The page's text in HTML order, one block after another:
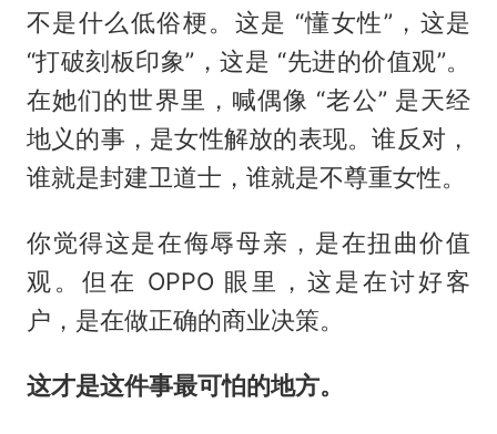
不是什么低俗梗。这是 “懂女性”，这是
“打破刻板印象”，这是 “先进的价值观”。
在她们的世界里，喊偶像 “老公” 是天经
地义的事，是女性解放的表现。谁反对，
谁就是封建卫道士，谁就是不尊重女性。
你觉得这是在侮辱母亲，是在扭曲价值
观。但在 OPPO 眼里，这是在讨好客
户，是在做正确的商业决策。
这才是这件事最可怕的地方。